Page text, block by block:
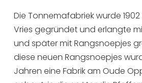
Die Tonnemafabriek wurde
Vries gegründet und erlangte
und später mit Rangsnoepjes
diese neuen Rangsnoepjes
Jahren eine Fabrik am Oude